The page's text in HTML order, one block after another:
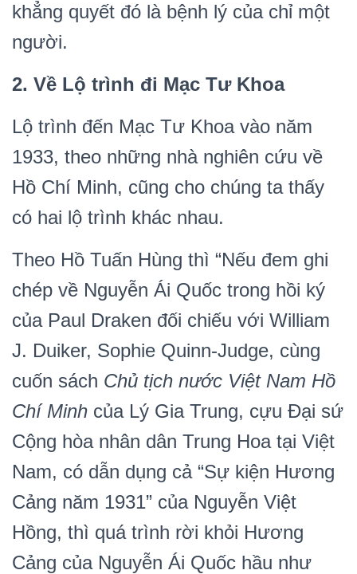
khẳng quyết đó là bệnh lý của chỉ một
người.
2. Về Lộ trình đi Mạc Tư Khoa
Lộ trình đến Mạc Tư Khoa vào năm
1933, theo những nhà nghiên cứu về
Hồ Chí Minh, cũng cho chúng ta thấy
có hai lộ trình khác nhau.
Theo Hồ Tuấn Hùng thì “Nếu đem ghi
chép về Nguyễn Ái Quốc trong hồi ký
của Paul Draken đối chiếu với William
J. Duiker, Sophie Quinn-Judge, cùng
cuốn sách Chủ tịch nước Việt Nam Hồ
Chí Minh của Lý Gia Trung, cựu Đại sứ
Cộng hòa nhân dân Trung Hoa tại Việt
Nam, có dẫn dụng cả “Sự kiện Hương
Cảng năm 1931” của Nguyễn Việt
Hồng, thì quá trình rời khỏi Hương
Cảng của Nguyễn Ái Quốc hầu như